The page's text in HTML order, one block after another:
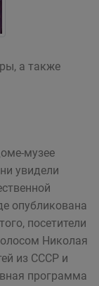
а также
музее
увидели
опубликована
посетители
Николая
из СССР и
программа